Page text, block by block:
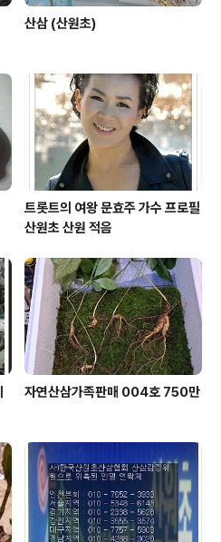
산삼 (산원초)
트롯트의 여왕 문효주 가수 프로필
산원초 산원 적음
자연산삼가족판매 004호 750만